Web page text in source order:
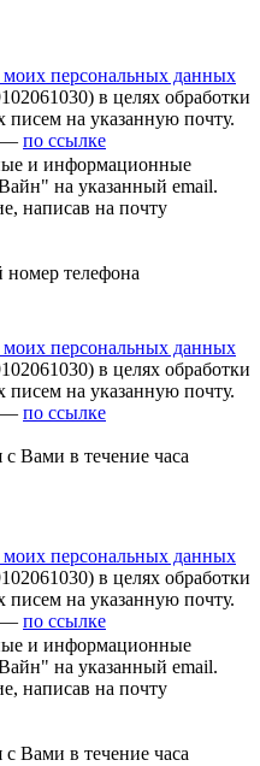
моих персональных данных
в целях обработки
писем на указанную почту.
— по ссылке
и информационные
на указанный email.
написав на почту
телефона
моих персональных данных
в целях обработки
писем на указанную почту.
— по ссылке
Вами в течение часа
моих персональных данных
в целях обработки
писем на указанную почту.
— по ссылке
и информационные
на указанный email.
написав на почту
Вами в течение часа